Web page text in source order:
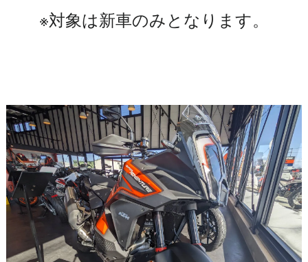
※対象は新車のみとなります。